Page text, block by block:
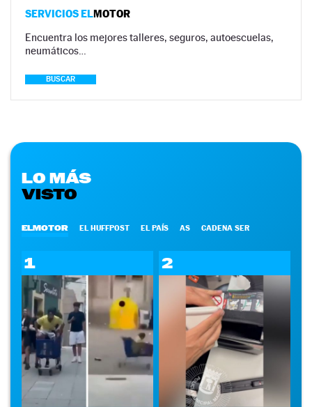
SERVICIOS ELMOTOR
Encuentra los mejores talleres, seguros, autoescuelas,
neumáticos…
BUSCAR
LO MÁS
VISTO
ELMOTOR EL HUFFPOST EL PAÍS AS CADENA SER
1 2